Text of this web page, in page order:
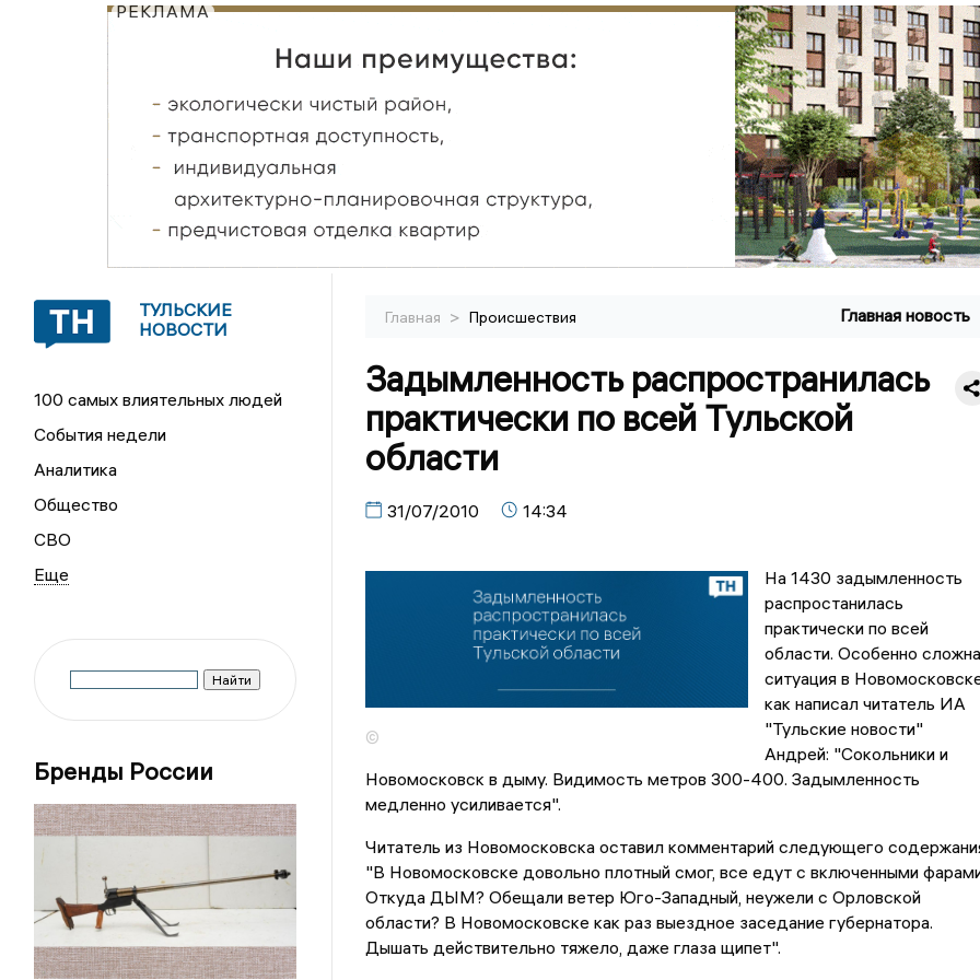
РЕКЛАМА
ТУЛЬСКИЕ
НОВОСТИ
100 самых влиятельных людей
События недели
Аналитика
Общество
СВО
Бренды России
Главная > Происшествия Главная новость
Задымленность распространилась
практически по всей Тульской
области
31/07/2010 14:34
©
На 1430 задымленность
распростанилась
практически по всей
области. Особенно
ситуация в
как написал читатель ИА
"Тульские новости"
Андрей: "Сокольники и
Новомосковск в дыму. Видимость метров 300-400. Задымленность
медленно усиливается".
Читатель из Новомосковска оставил комментарий следующего
"В Новомосковске довольно плотный смог, все едут с включенными
Откуда ДЫМ? Обещали ветер Юго-Западный, неужели с Орловской
области? В Новомосковске как раз выездное заседание губернатора.
Дышать действительно тяжело, даже глаза щипет".